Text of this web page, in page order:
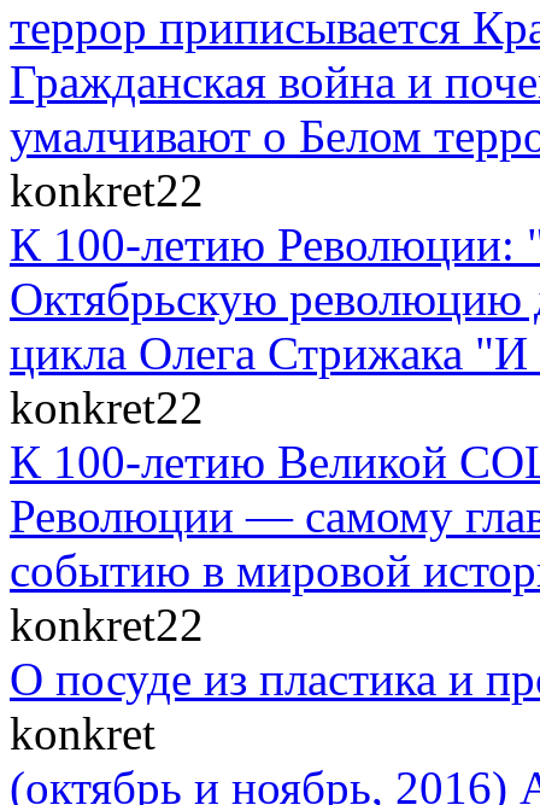
террор приписывается
Гражданская война и
умалчивают о Белом
konkret22
К 100-летию Революции:
Октябрьскую революцию
цикла Олега Стрижака
konkret22
К 100-летию Великой
Революции — самому
событию в мировой
konkret22
О посуде из пластика и
konkret
(октябрь и ноябрь,